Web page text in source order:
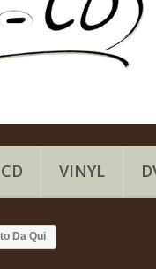
CD VINYL
Da Qui